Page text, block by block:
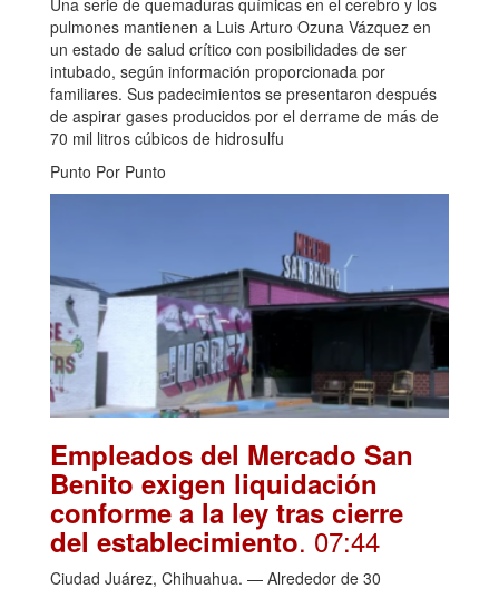
pulmones mantienen a Luis Arturo Ozuna Vázquez en
un estado de salud crítico con posibilidades de ser
intubado, según información proporcionada por
familiares. Sus padecimientos se presentaron después
de aspirar gases producidos por el derrame de más de
70 mil litros cúbicos de hidrosulfu
Punto Por Punto
Empleados del Mercado San
Benito exigen liquidación
conforme a la ley tras cierre
del establecimiento. 07:44
Ciudad Juárez, Chihuahua. — Alrededor de 30